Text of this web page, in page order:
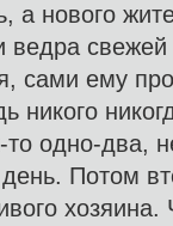
а нового
ведра
сами ему
никого
то одно-два,
Потом